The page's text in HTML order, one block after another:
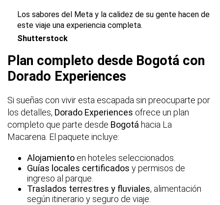
Los sabores del Meta y la calidez de su gente hacen de
este viaje una experiencia completa.
Shutterstock
Plan completo desde Bogotá con
Dorado Experiences
Si sueñas con vivir esta escapada sin preocuparte por
los detalles, Dorado Experiences ofrece un plan
completo que parte desde Bogotá hacia La
Macarena. El paquete incluye:
Alojamiento en hoteles seleccionados.
Guías locales certificados y permisos de
ingreso al parque.
Traslados terrestres y fluviales, alimentación
según itinerario y seguro de viaje.